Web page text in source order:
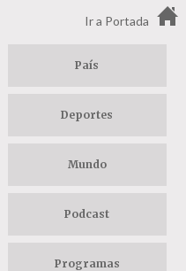
Ir a Portada
País
Deportes
Mundo
Podcast
Programas